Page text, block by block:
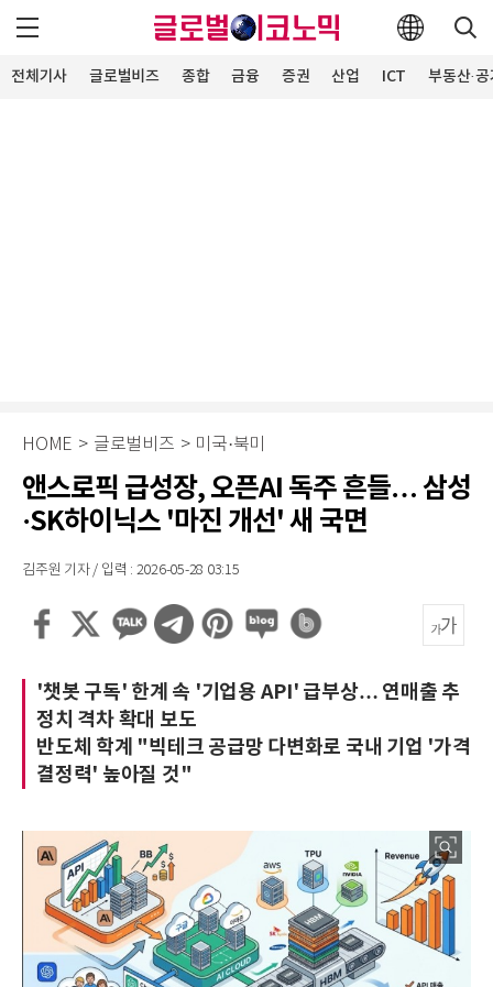
전체기사 글로벌비즈 종합 금융 증권 산업 ICT 부동산·
HOME > 글로벌비즈 > 미국·북미
앤스로픽 급성장, 오픈AI 독주 흔들… 삼성
·SK하이닉스 '마진 개선' 새 국면
김주원 기자 / 입력 : 2026-05-28 03:15
'챗봇 구독' 한계 속 '기업용 API' 급부상… 연매출 추
정치 격차 확대 보도
반도체 학계 "빅테크 공급망 다변화로 국내 기업 '가격
결정력' 높아질 것"